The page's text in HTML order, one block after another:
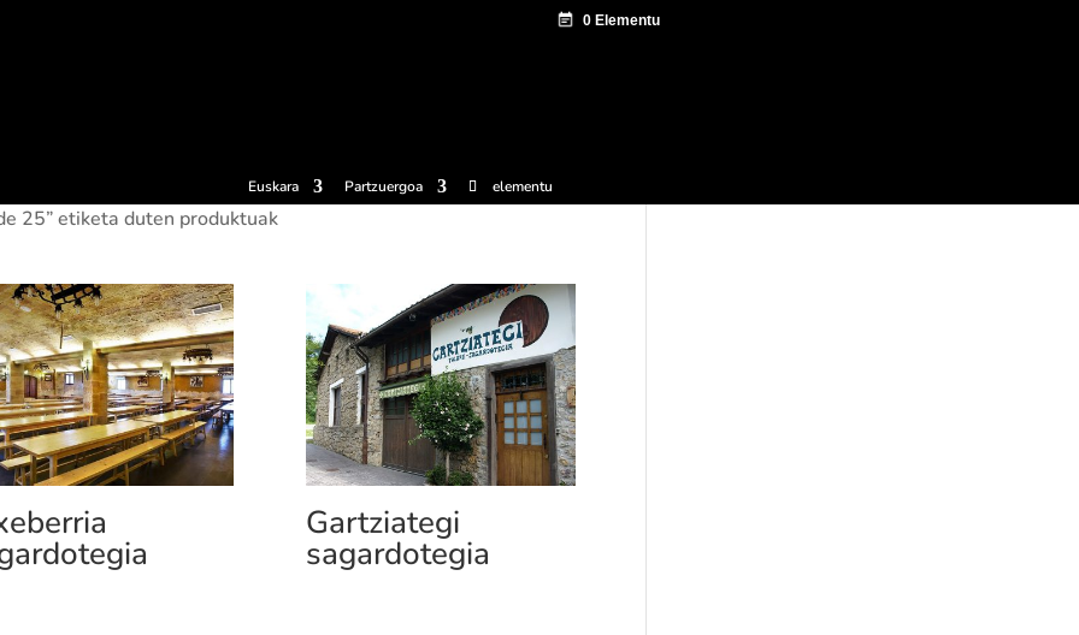
Euskara Partzuergoa elementu
25” etiketa duten produktuak
Gartziategi
sagardotegia